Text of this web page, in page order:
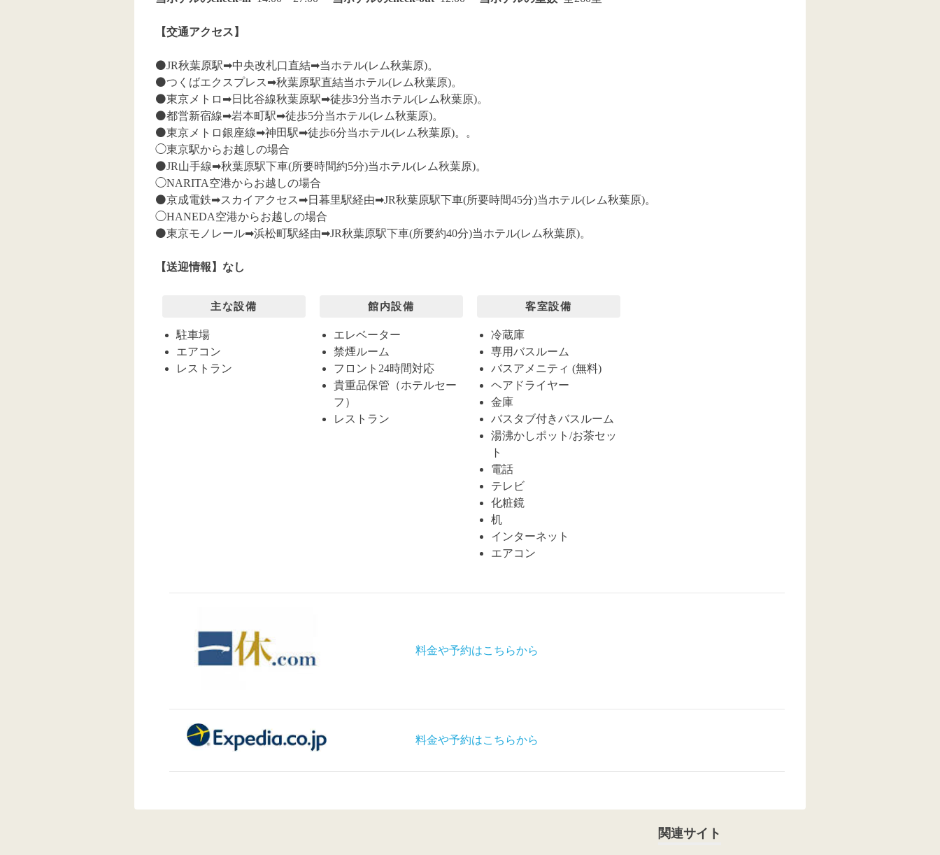
【交通アクセス】
⚫️JR秋葉原駅➡︎中央改札口直結➡︎当ホテル(レム秋葉原)。
⚫️つくばエクスプレス➡︎秋葉原駅直結当ホテル(レム秋葉原)。
⚫️東京メトロ➡︎日比谷線秋葉原駅➡︎徒歩3分当ホテル(レム秋葉原)。
⚫️都営新宿線➡︎岩本町駅➡︎徒歩5分当ホテル(レム秋葉原)。
⚫️東京メトロ銀座線➡︎神田駅➡︎徒歩6分当ホテル(レム秋葉原)。。
◯東京駅からお越しの場合
⚫️JR山手線➡︎秋葉原駅下車(所要時間約5分)当ホテル(レム秋葉原)。
◯NARITA空港からお越しの場合
⚫️京成電鉄➡︎スカイアクセス➡︎日暮里駅経由➡︎JR秋葉原駅下車(所要時間45分)当ホテル(レム秋葉原)。
◯HANEDA空港からお越しの場合
⚫️東京モノレール➡︎浜松町駅経由➡︎JR秋葉原駅下車(所要約40分)当ホテル(レム秋葉原)。
【送迎情報】 なし
主な設備
駐車場
エアコン
レストラン
館内設備
エレベーター
禁煙ルーム
フロント24時間対応
貴重品保管（ホテルセー
フ）
レストラン
客室設備
冷蔵庫
専用バスルーム
バスアメニティ (無料)
ヘアドライヤー
金庫
バスタブ付きバスルーム
湯沸かしポット/お茶セッ
ト
電話
テレビ
化粧鏡
机
インターネット
エアコン
料金や予約はこちらから
料金や予約はこちらから
関連サイト